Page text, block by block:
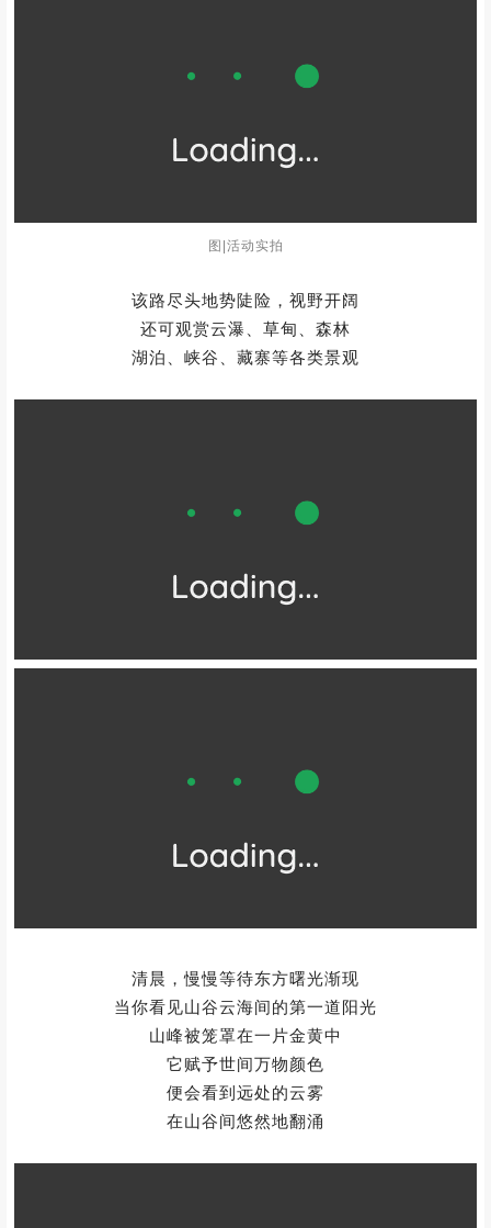
图|活动实拍
该路尽头地势陡险，视野开阔
还可观赏云瀑、草甸、森林
湖泊、峡谷、藏寨等各类景观
清晨，慢慢等待东方曙光渐现
当你看见山谷云海间的第一道阳光
山峰被笼罩在一片金黄中
它赋予世间万物颜色
便会看到远处的云雾
在山谷间悠然地翻涌